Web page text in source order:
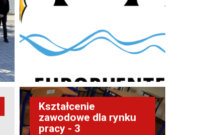
Kształcenie
zawodowe dla rynku
pracy - 3